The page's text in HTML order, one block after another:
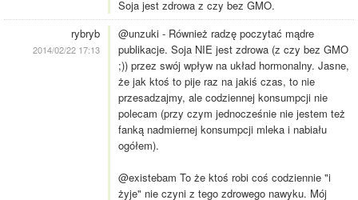
Soja jest zdrowa z czy bez GMO.
rybryb
2014/02/22 17:13
@unzuki - Również radzę poczytać mądre
publikacje. Soja NIE jest zdrowa (z czy bez GMO
;)) przez swój wpływ na układ hormonalny. Jasne,
że jak ktoś to pije raz na jakiś czas, to nie
przesadzajmy, ale codziennej konsumpcji nie
polecam (przy czym jednocześnie nie jestem też
fanką nadmiernej konsumpcji mleka i nabiału
ogółem).
@existebam To że ktoś robi coś codziennie "i
żyje" nie czyni z tego zdrowego nawyku. Mój